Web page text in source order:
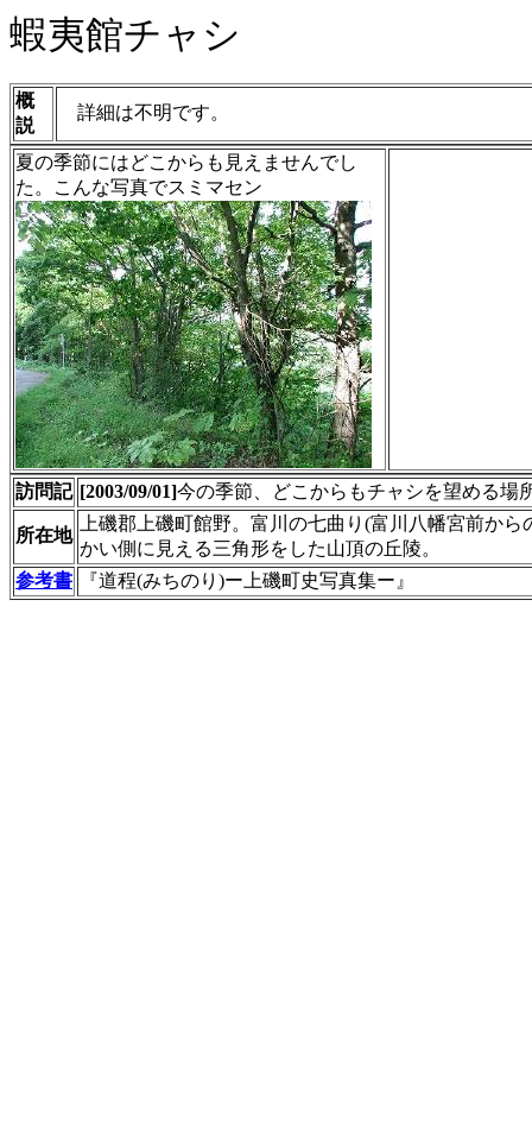
蝦夷館チャシ
概
説
詳細は不明です。
夏の季節にはどこからも見えませんでし
た。こんな写真でスミマセン
訪問記 [2003/09/01]今の季節、どこからもチャシを望める場
所在地
上磯郡上磯町館野。富川の七曲り(富川八幡宮前か
かい側に見える三角形をした山頂の丘陵。
参考書
『道程(みちのり)ー上磯町史写真集ー』